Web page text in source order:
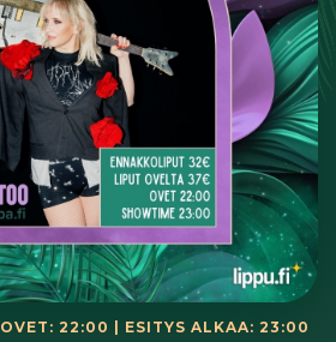
22:00 | ESITYS ALKAA: 23:00